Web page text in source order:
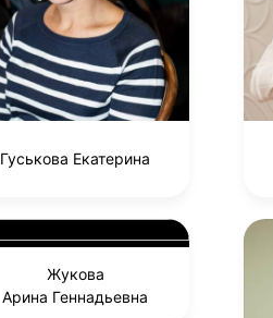
Гуськова Екатерина
Жукова
Арина Геннадьевна